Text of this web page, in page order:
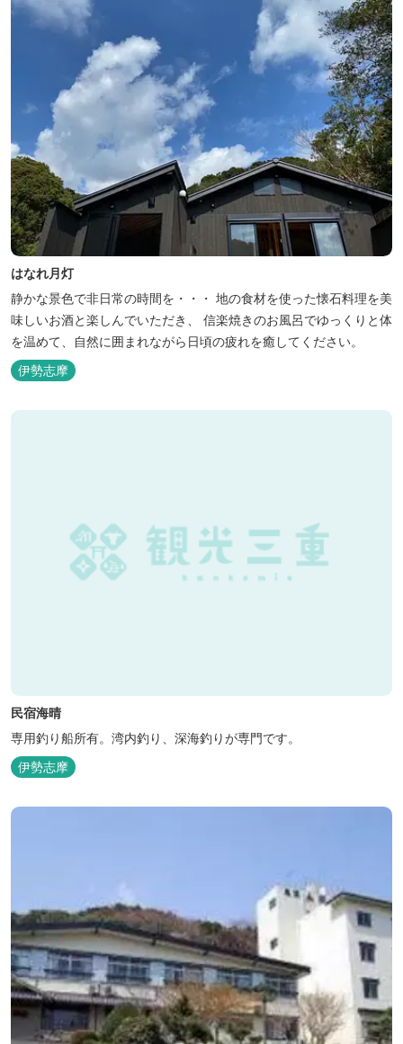
はなれ月灯
静かな景色で非日常の時間を・・・ 地の食材を使った懐石料理を美
味しいお酒と楽しんでいただき、 信楽焼きのお風呂でゆっくりと体
を温めて、自然に囲まれながら日頃の疲れを癒してください。
伊勢志摩
民宿海晴
専用釣り船所有。湾内釣り、深海釣りが専門です。
伊勢志摩